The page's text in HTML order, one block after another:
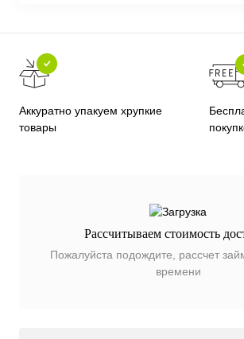
Аккуратно упакуем хрупкие
товары
Рассчитываем стоимость
Пожалуйста подождите, рассчет
времени